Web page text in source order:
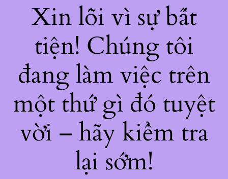
Xin lỗi vì sự bất
tiện! Chúng tôi
đang làm việc trên
một thứ gì đó tuyệt
vời – hãy kiểm tra
lại sớm!